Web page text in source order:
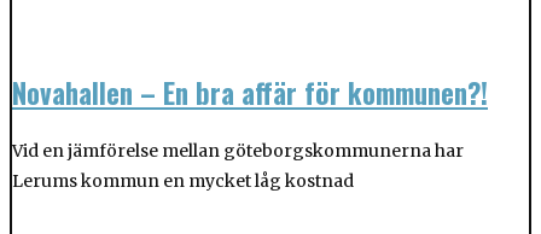
Novahallen – En bra affär för kommunen?!
Vid en jämförelse mellan göteborgskommunerna har
Lerums kommun en mycket låg kostnad